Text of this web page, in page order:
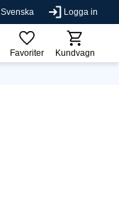
Svenska Logga in
Favoriter Kundvagn